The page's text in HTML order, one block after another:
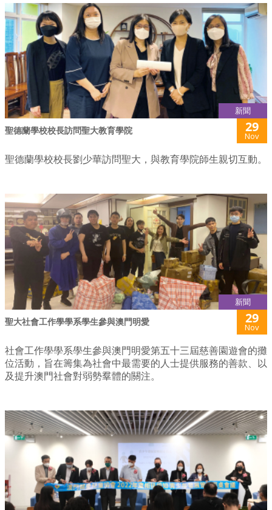
新聞
聖德蘭學校校長訪問聖大教育學院 29
Nov
聖德蘭學校校長劉少華訪問聖大，與教育學院師生親切互動。
新聞
聖大社會工作學學系學生參與澳門明愛 29
Nov
社會工作學學系學生參與澳門明愛第五十三屆慈善園遊會的攤
位活動，旨在籌集為社會中最需要的人士提供服務的善款、以
及提升澳門社會對弱勢羣體的關注。